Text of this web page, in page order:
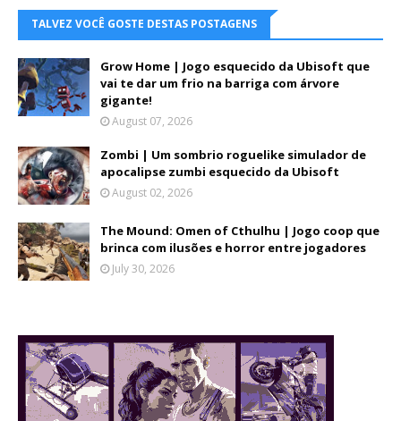
TALVEZ VOCÊ GOSTE DESTAS POSTAGENS
Grow Home | Jogo esquecido da Ubisoft que
vai te dar um frio na barriga com árvore
gigante!
August 07, 2026
Zombi | Um sombrio roguelike simulador de
apocalipse zumbi esquecido da Ubisoft
August 02, 2026
The Mound: Omen of Cthulhu | Jogo coop que
brinca com ilusões e horror entre jogadores
July 30, 2026